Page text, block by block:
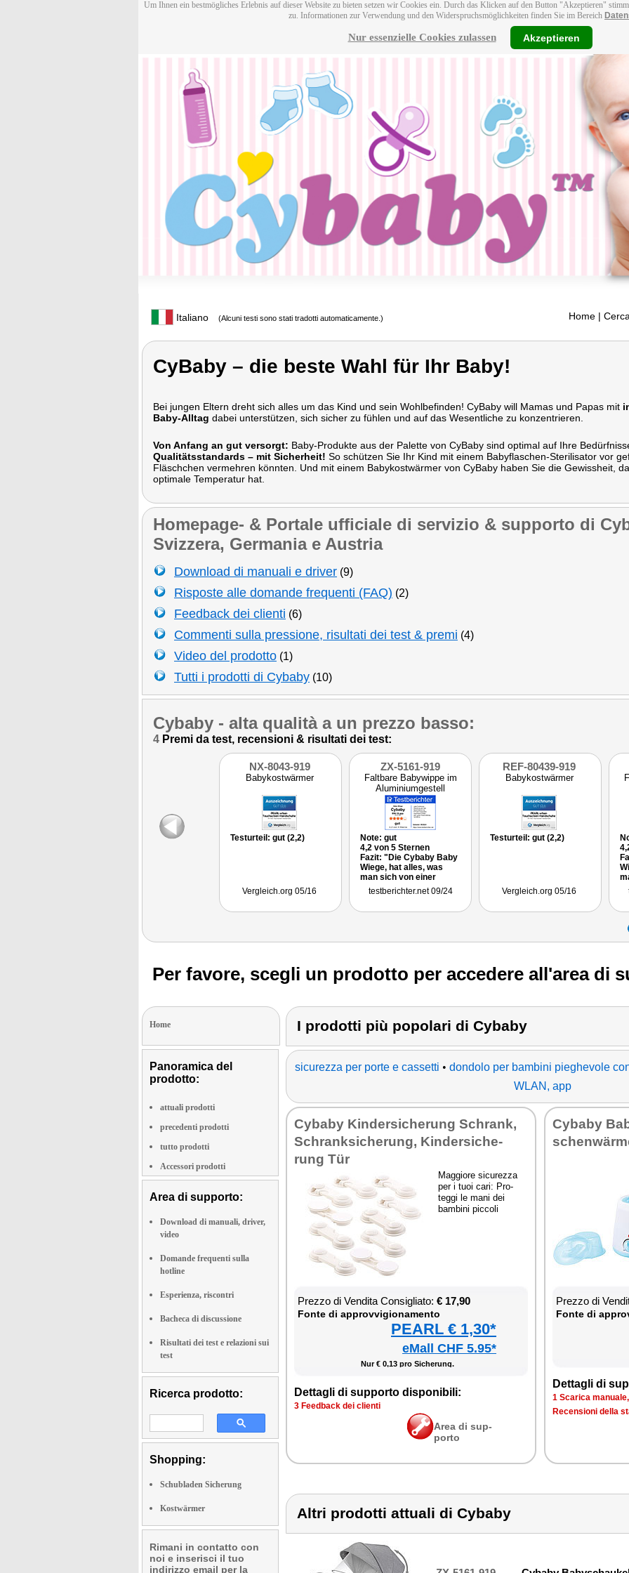
Um Ihnen ein bestmögliches Erlebnis auf dieser Website zu bieten setzen wir Cookies ein. Durch das Klicken auf den Button "Akzeptieren"
zu. Informationen zur Verwendung und den Widerspruchsmöglichkeiten finden Sie im Bereich
Nur essenzielle Cookies zulassen Akzeptieren
Italiano (Alcuni testi sono stati tradotti automaticamente.) Home |
CyBaby – die beste Wahl für Ihr Baby!
Bei jungen Eltern dreht sich alles um das Kind und sein Wohlbefinden! CyBaby will Mamas und Papas mit
Baby-Alltag dabei unterstützen, sich sicher zu fühlen und auf das Wesentliche zu konzentrieren.
Von Anfang an gut versorgt: Baby-Produkte aus der Palette von CyBaby sind optimal auf Ihre
Qualitätsstandards – mit Sicherheit! So schützen Sie Ihr Kind mit einem Babyflaschen-Sterilisator vor
Fläschchen vermehren könnten. Und mit einem Babykostwärmer von CyBaby haben Sie die Gewissheit,
optimale Temperatur hat.
Homepage- & Portale ufficiale di servizio & supporto di
Svizzera, Germania e Austria
Download di manuali e driver (9)
Risposte alle domande frequenti (FAQ) (2)
Feedback dei clienti (6)
Commenti sulla pressione, risultati dei test & premi (4)
Video del prodotto (1)
Tutti i prodotti di Cybaby (10)
Cybaby - alta qualità a un prezzo basso:
4 Premi da test, recensioni & risultati dei test:
NX-8043-919
Babykostwärmer
Testurteil: gut (2,2)
Vergleich.org 05/16
ZX-5161-919
Faltbare Babywippe im
Aluminiumgestell
Note: gut
4,2 von 5 Sternen
Fazit: "Die Cybaby Baby
Wiege, hat alles, was
man sich von einer
elektrischen Wiege
wünschen kann. Sie
testberichter.net 09/24
REF-80439-919
Babykostwärmer
Testurteil: gut (2,2)
Vergleich.org 05/16
Per favore, scegli un prodotto per accedere all'area di
Home
Panoramica del
prodotto:
attuali prodotti
precedenti prodotti
tutto prodotti
Accessori prodotti
Area di supporto:
Download di manuali, driver,
video
Domande frequenti sulla
hotline
Esperienza, riscontri
Bacheca di discussione
Risultati dei test e relazioni sui
test
Ricerca prodotto:
Shopping:
Schubladen Sicherung
Kostwärmer
Rimani in contatto con
noi e inserisci il tuo
indirizzo email per la
I prodotti più popolari di Cybaby
sicurezza per porte e cassetti • dondolo per bambini pieghevole
WLAN, app
Cy­ba­by Kin­der­si­che­rung Schrank,
Schrank­si­che­rung, Kin­der­si­che­
rung Tür
Mag­gio­re si­cu­rez­za
per i tuoi ca­ri: Pro­
teg­gi le ma­ni dei
bam­bi­ni pic­co­li
Prez­zo di Ven­di­ta Con­si­glia­to: € 17,90
Fon­te di ap­prov­vi­gio­na­men­to
PEARL € 1,30*
eMall CHF 5.95*
Nur € 0,13 pro Si­che­rung.
Det­ta­gli di sup­por­to di­spo­ni­bi­li:
3 Feed­back dei clien­ti
Area di sup­
por­to
Cy­ba­by
Prez­zo di
Fon­te di
Det­ta­gli di
1 Sca­ri­ca
Re­cen­sio­ni del­la
Altri prodotti attuali di Cybaby